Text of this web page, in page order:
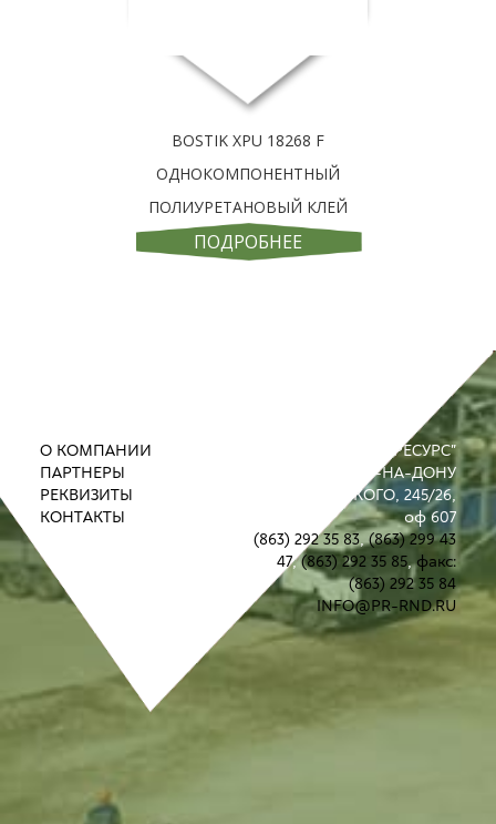
BOSTIK XPU 18268 F
ОДНОКОМПОНЕНТНЫЙ
ПОЛИУРЕТАНОВЫЙ КЛЕЙ
ПОДРОБНЕЕ
О КОМПАНИИ
ПАРТНЕРЫ
РЕКВИЗИТЫ
КОНТАКТЫ
ООО "ПРОМРЕСУРС"
РОСТОВ-НА-ДОНУ
УЛ. М. ГОРЬКОГО, 245/26,
оф 607
(863) 292 35 83,(863) 299 43
47,(863) 292 35 85,факс:
(863) 292 35 84
INFO@PR-RND.RU